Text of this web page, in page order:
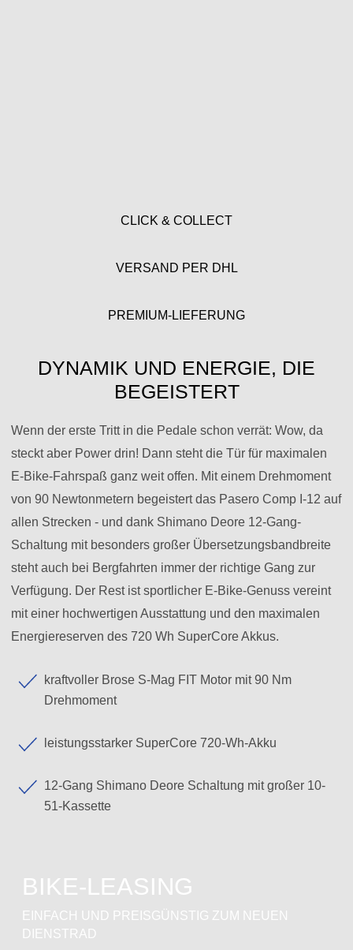
CLICK & COLLECT
VERSAND PER DHL
PREMIUM-LIEFERUNG
DYNAMIK UND ENERGIE, DIE
BEGEISTERT
Wenn der erste Tritt in die Pedale schon verrät: Wow, da
steckt aber Power drin! Dann steht die Tür für maximalen
E-Bike-Fahrspaß ganz weit offen. Mit einem Drehmoment
von 90 Newtonmetern begeistert das Pasero Comp I-12 auf
allen Strecken - und dank Shimano Deore 12-Gang-
Schaltung mit besonders großer Übersetzungsbandbreite
steht auch bei Bergfahrten immer der richtige Gang zur
Verfügung. Der Rest ist sportlicher E-Bike-Genuss vereint
mit einer hochwertigen Ausstattung und den maximalen
Energiereserven des 720 Wh SuperCore Akkus.
kraftvoller Brose S-Mag FIT Motor mit 90 Nm
Drehmoment
leistungsstarker SuperCore 720-Wh-Akku
12-Gang Shimano Deore Schaltung mit großer 10-
51-Kassette
BIKE-LEASING
EINFACH UND PREISGÜNSTIG ZUM NEUEN
DIENSTRAD